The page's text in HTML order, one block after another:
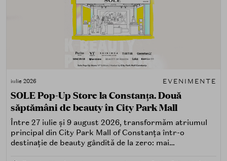
iulie 2026 EVENIMENTE
SOLE Pop-Up Store la Constanța. Două
săptămâni de beauty în City Park Mall
Între 27 iulie și 9 august 2026, transformăm atriumul
principal din City Park Mall of Constanța într-o
destinație de beauty gândită de la zero: mai